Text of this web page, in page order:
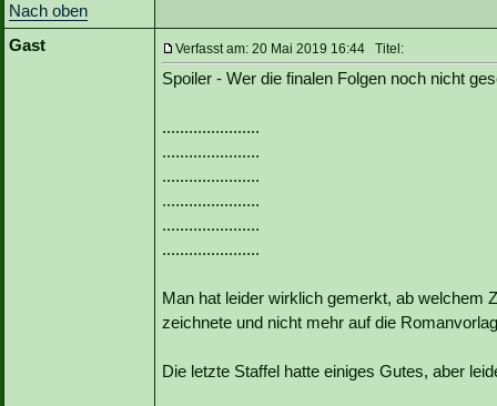
Nach oben
Gast
Verfasst am: 20 Mai 2019 16:44 Titel:
Spoiler - Wer die finalen Folgen noch nicht
......................
......................
......................
......................
......................
......................
Man hat leider wirklich gemerkt, ab welchem
zeichnete und nicht mehr auf die
Die letzte Staffel hatte einiges Gutes, aber